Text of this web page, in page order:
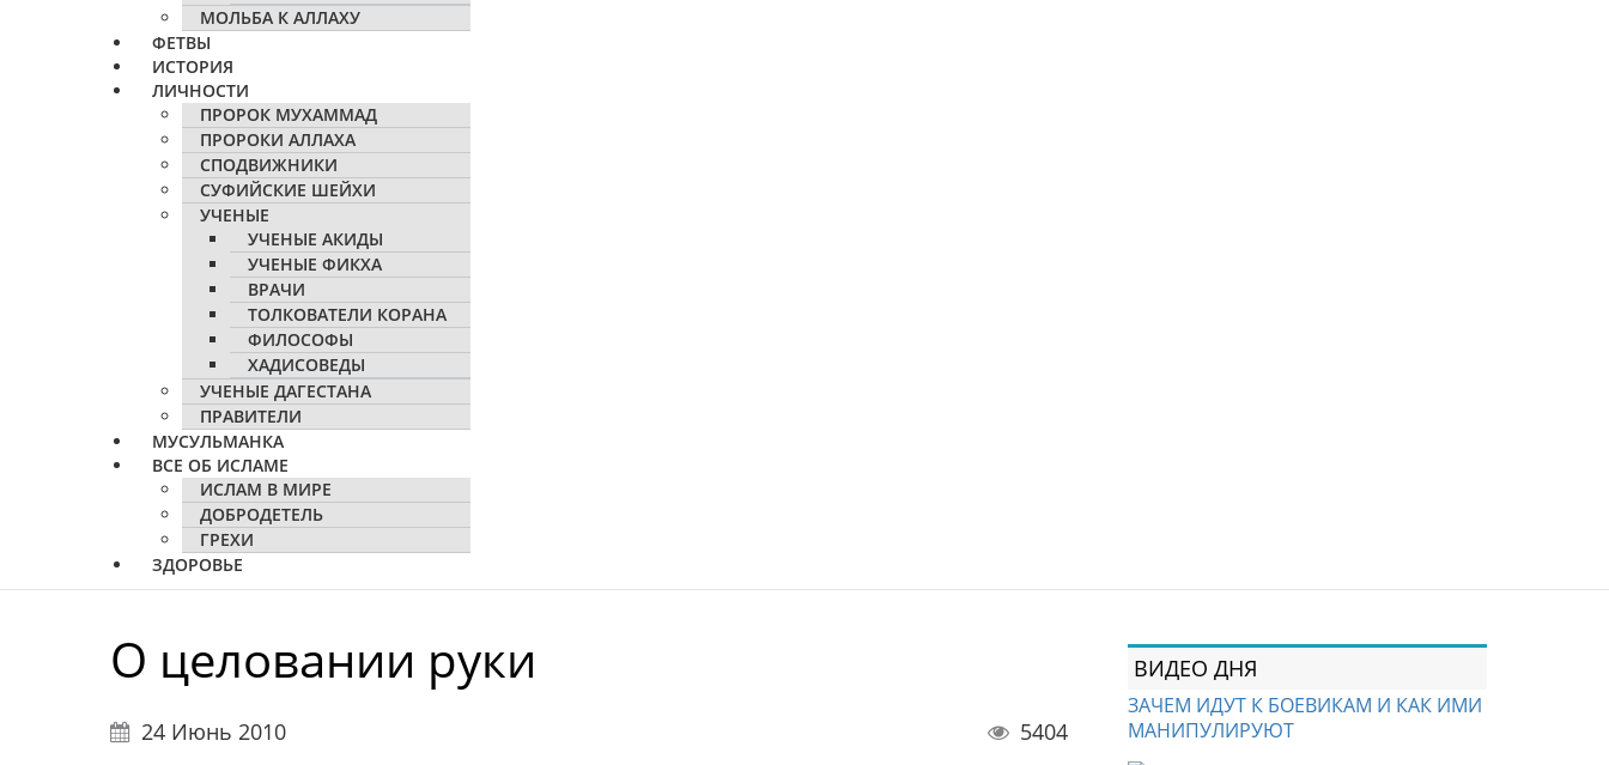
МОЛЬБА К АЛЛАХУ
ФЕТВЫ
ИСТОРИЯ
ЛИЧНОСТИ
ПРОРОК МУХАММАД
ПРОРОКИ АЛЛАХА
СПОДВИЖНИКИ
СУФИЙСКИЕ ШЕЙХИ
УЧЕНЫЕ
УЧЕНЫЕ АКИДЫ
УЧЕНЫЕ ФИКХА
ВРАЧИ
ТОЛКОВАТЕЛИ КОРАНА
ФИЛОСОФЫ
ХАДИСОВЕДЫ
УЧЕНЫЕ ДАГЕСТАНА
ПРАВИТЕЛИ
МУСУЛЬМАНКА
ВСЕ ОБ ИСЛАМЕ
ИСЛАМ В МИРЕ
ДОБРОДЕТЕЛЬ
ГРЕХИ
ЗДОРОВЬЕ
О целовании руки
24 Июнь 2010
5404
ВИДЕО ДНЯ
ЗАЧЕМ ИДУТ К БОЕВИКАМ И КАК ИМИ
МАНИПУЛИРУЮТ